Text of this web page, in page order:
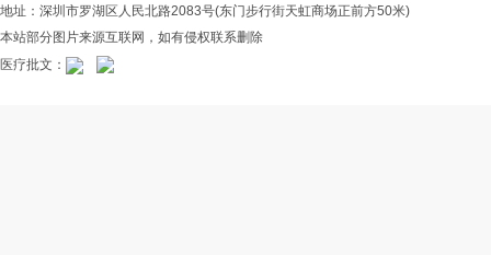
地址：深圳市罗湖区人民北路2083号(东门步行街天虹商场正前方50米)
本站部分图片来源互联网，如有侵权联系删除
医疗批文：